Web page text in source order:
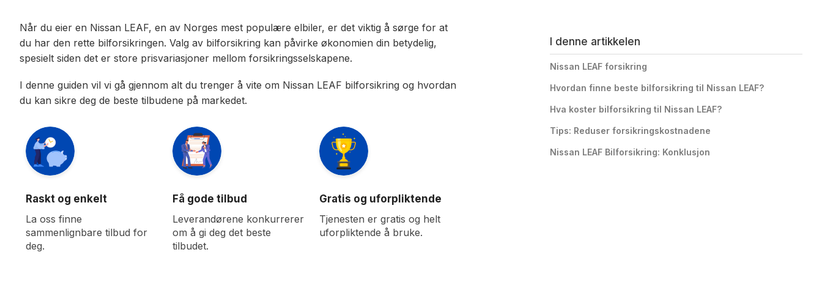
Når du eier en Nissan LEAF, en av Norges mest populære elbiler, er det viktig å sørge for at
du har den rette bilforsikringen. Valg av bilforsikring kan påvirke økonomien din betydelig,
spesielt siden det er store prisvariasjoner mellom forsikringsselskapene.
I denne guiden vil vi gå gjennom alt du trenger å vite om Nissan LEAF bilforsikring og hvordan
du kan sikre deg de beste tilbudene på markedet.
Raskt og enkelt
La oss finne
sammenlignbare tilbud for
deg.
Få gode tilbud
Leverandørene konkurrerer
om å gi deg det beste
tilbudet.
Gratis og uforpliktende
Tjenesten er gratis og helt
uforpliktende å bruke.
I denne artikkelen
Nissan LEAF forsikring
Hvordan finne beste bilforsikring til Nissan LEAF?
Hva koster bilforsikring til Nissan LEAF?
Tips: Reduser forsikringskostnadene
Nissan LEAF Bilforsikring: Konklusjon